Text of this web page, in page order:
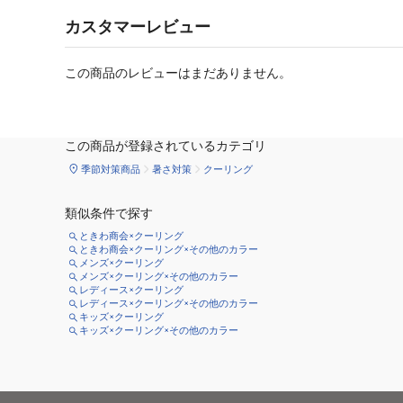
カスタマーレビュー
この商品のレビューはまだありません。
この商品が登録されているカテゴリ
季節対策商品 暑さ対策 クーリング
類似条件で探す
ときわ商会×クーリング
ときわ商会×クーリング×その他のカラー
メンズ×クーリング
メンズ×クーリング×その他のカラー
レディース×クーリング
レディース×クーリング×その他のカラー
キッズ×クーリング
キッズ×クーリング×その他のカラー